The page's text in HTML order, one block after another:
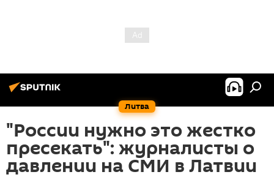
Литва
"России нужно это жестко
пресекать": журналисты о
давлении на СМИ в Латвии